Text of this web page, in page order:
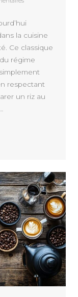
la cuisine
Ce classique
régime
respectant
un riz au
végétalien réussi :